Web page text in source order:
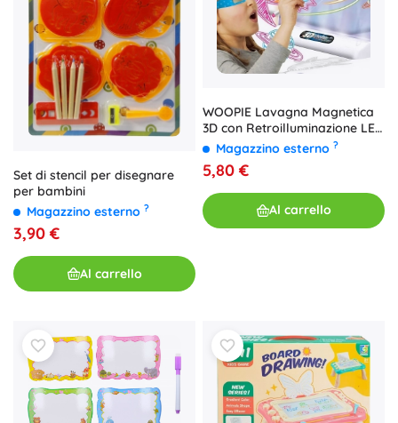
Set di stencil per disegnare
per bambini
Magazzino esterno ?
3,90 €
Al carrello
WOOPIE Lavagna Magnetica
3D con Retroilluminazione LED
per Disegno
Magazzino esterno ?
5,80 €
Al carrello